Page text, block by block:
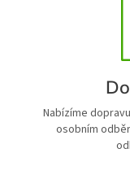
Nabízíme
osobním